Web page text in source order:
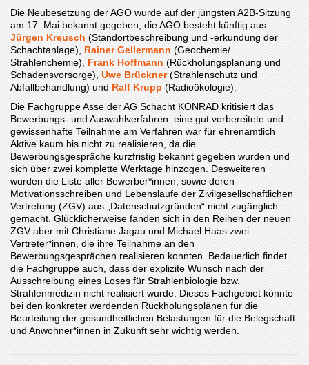
Die Neubesetzung der AGO wurde auf der jüngsten A2B-Sitzung
am 17. Mai bekannt gegeben, die AGO besteht künftig aus:
Jürgen Kreusch (Standortbeschreibung und -erkundung der
Schachtanlage), Rainer Gellermann (Geochemie/
Strahlenchemie), Frank Hoffmann (Rückholungsplanung und
Schadensvorsorge), Uwe Brückner(Strahlenschutz und
Abfallbehandlung) und Ralf Krupp (Radioökologie).
Die Fachgruppe Asse der AG Schacht KONRAD kritisiert das
Bewerbungs- und Auswahlverfahren: eine gut vorbereitete und
gewissenhafte Teilnahme am Verfahren war für ehrenamtlich
Aktive kaum bis nicht zu realisieren, da die
Bewerbungsgespräche kurzfristig bekannt gegeben wurden und
sich über zwei komplette Werktage hinzogen. Desweiteren
wurden die Liste aller Bewerber*innen, sowie deren
Motivationsschreiben und Lebensläufe der Zivilgesellschaftlichen
Vertretung (ZGV) aus „Datenschutzgründen“ nicht zugänglich
gemacht. Glücklicherweise fanden sich in den Reihen der neuen
ZGV aber mit Christiane Jagau und Michael Haas zwei
Vertreter*innen, die ihre Teilnahme an den
Bewerbungsgesprächen realisieren konnten. Bedauerlich findet
die Fachgruppe auch, dass der explizite Wunsch nach der
Ausschreibung eines Loses für Strahlenbiologie bzw.
Strahlenmedizin nicht realisiert wurde. Dieses Fachgebiet könnte
bei den konkreter werdenden Rückholungsplänen für die
Beurteilung der gesundheitlichen Belastungen für die Belegschaft
und Anwohner*innen in Zukunft sehr wichtig werden.